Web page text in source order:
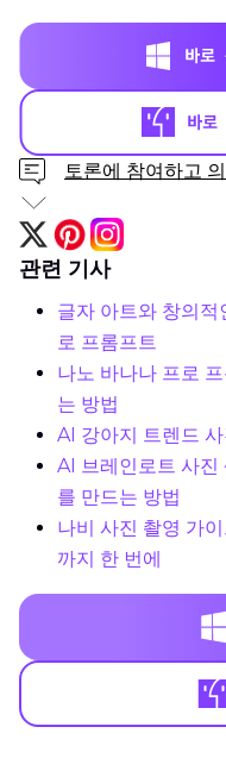
토론에 참여하고
관련 기사
글자 아트와 창의
로 프롬프트
나노 바나나 프로
는 방법
AI 강아지 트렌드
AI 브레인로트 사진
를 만드는 방법
나비 사진 촬영 가
까지 한 번에